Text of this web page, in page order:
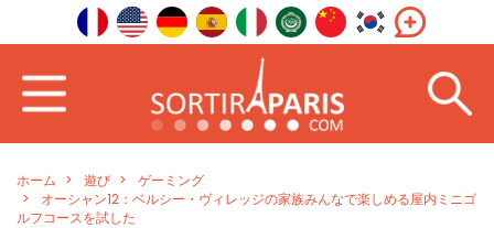
ホーム 遊び
ゲーミング
オーシャン12：ベルシー・ヴィレッジの家族みんなで楽しめる屋内ミニゴ
ルフコースを試した